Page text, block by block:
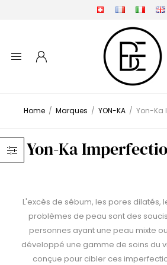
Home / Marques / YON-KA / Yon-Ka
Yon-Ka
L'excès de sébum, les pores dilatés,
problèmes de peau sont des
personnes ayant une peau mixte
développé une gamme de soins du
conçue pour cibler ces